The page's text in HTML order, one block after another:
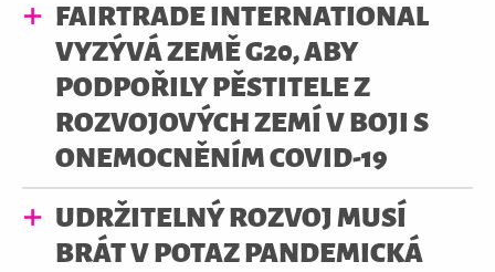
FAIRTRADE INTERNATIONAL
VYZÝVÁ ZEMĚ G20, ABY
PODPOŘILY PĚSTITELE Z
ROZVOJOVÝCH ZEMÍ V BOJI S
ONEMOCNĚNÍM COVID-19
UDRŽITELNÝ ROZVOJ MUSÍ
BRÁT V POTAZ PANDEMICKÁ